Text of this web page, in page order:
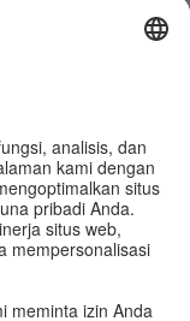
Institut